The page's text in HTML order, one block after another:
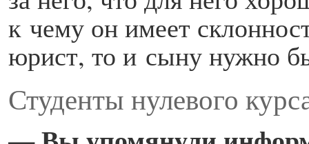
к чему он имеет
юрист, то и сыну нужно
Студенты нулевого